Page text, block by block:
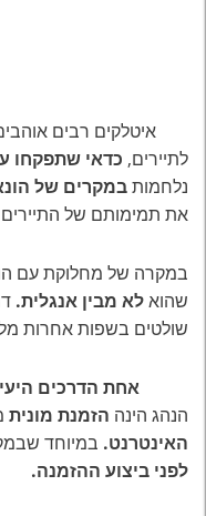
איטלקים רבים
לתיירים, כדאי שתפקחו
נלחמותבמקרים של
את תמימותם של התיירים
במקרה של מחלוקת עם
שהואלא מבין אנגלית.
שולטים בשפות אחרות
אחת הדרכים
הנהג הינה הזמנת מונית
האינטרנט. במיוחד
לפני ביצוע ההזמנה.